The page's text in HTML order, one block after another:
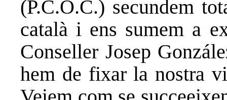
(P.C.O.C.) secundem
català i ens sumem a
Conseller Josep
hem de fixar la nostra